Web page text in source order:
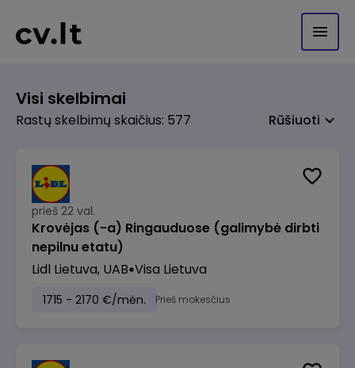
Visi skelbimai
Rastų skelbimų skaičius: 577 Rūšiuoti
prieš 22 val.
Krovėjas (-a) Ringauduose (galimybė dirbti
nepilnu etatu)
Lidl Lietuva, UAB Visa Lietuva
1715 - 2170 €/mėn. Prieš mokesčius